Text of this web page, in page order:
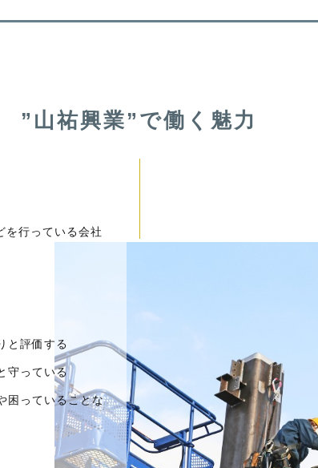
”山祐興業”で働く魅力
を行っている会社
と評価する
守っている
困っていることな